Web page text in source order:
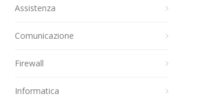
Assistenza
Comunicazione
Firewall
Informatica